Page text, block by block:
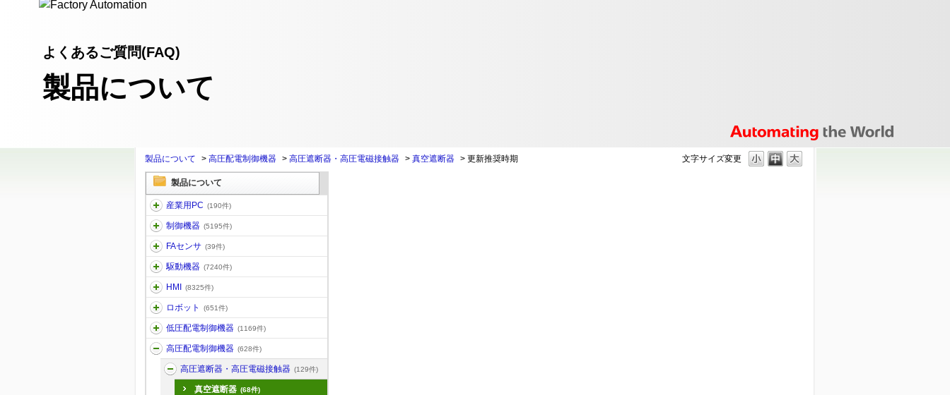
よくあるご質問(FAQ)
製品について
文字サイズ変更
製品について > 高圧配電制御機器 > 高圧遮断器・高圧電磁接触器 > 真空遮断器 > 更新推奨時期
製品について
産業用PC (190件)
制御機器 (5195件)
FAセンサ (39件)
駆動機器 (7240件)
HMI (8325件)
ロボット (651件)
低圧配電制御機器 (1169件)
高圧配電制御機器 (628件)
高圧遮断器・高圧電磁接触器 (129件)
真空遮断器 (68件)